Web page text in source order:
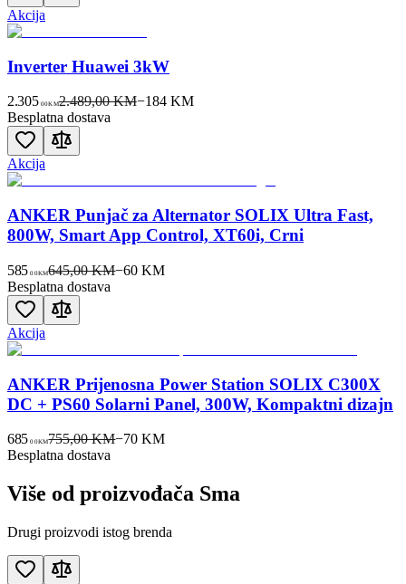
Akcija
Inverter Huawei 3kW
2.305 00KM2.489,00 KM−184KM
Besplatna dostava
Akcija
ANKER Punjač za Alternator SOLIX Ultra Fast,
800W, Smart App Control, XT60i, Crni
585 00KM645,00 KM−60 KM
Besplatna dostava
Akcija
ANKER Prijenosna Power Station SOLIX C300X
DC + PS60 Solarni Panel, 300W, Kompaktni dizajn
685 00KM755,00 KM−70 KM
Besplatna dostava
Više od proizvođača Sma
Drugi proizvodi istog brenda